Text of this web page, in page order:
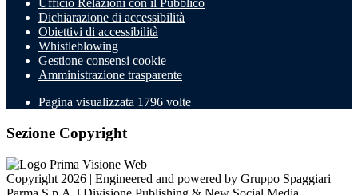
Ufficio Relazioni con il Pubblico
Dichiarazione di accessibilità
Obiettivi di accessibilità
Whistleblowing
Gestione consensi cookie
Amministrazione trasparente
Pagina visualizzata 1796 volte
Sezione Copyright
Copyright 2026 | Engineered and powered by Gruppo Spaggiari